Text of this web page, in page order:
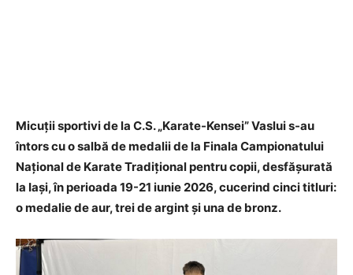
Micuții sportivi de la C.S. „Karate-Kensei” Vaslui s-au
întors cu o salbă de medalii de la Finala Campionatului
Național de Karate Tradițional pentru copii, desfășurată
la Iași, în perioada 19-21 iunie 2026, cucerind cinci titluri:
o medalie de aur, trei de argint și una de bronz.